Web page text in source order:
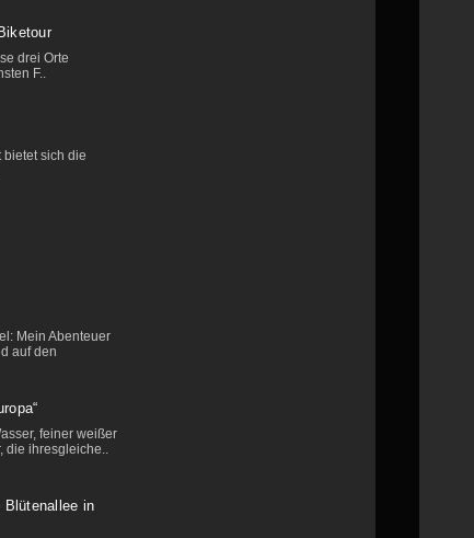
drei Orte
F..
bietet sich die
Mein Abenteuer
auf den
feiner weißer
die ihresgleiche..
Blütenallee in